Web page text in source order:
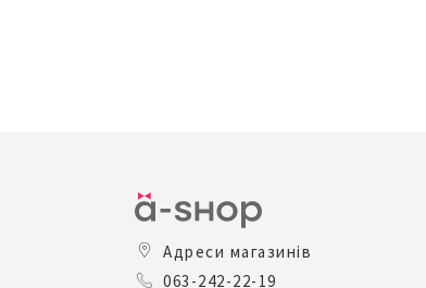
Адреси магазинів
063-242-22-19